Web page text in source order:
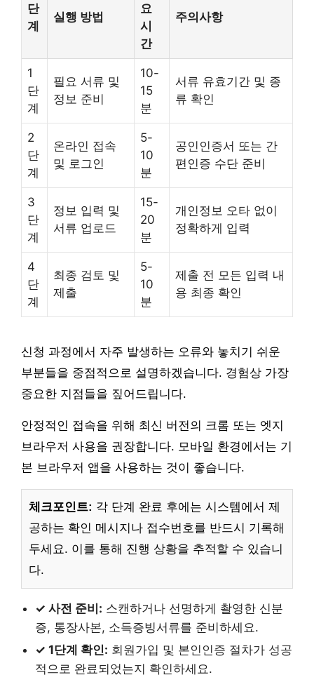
단
계
실행 방법
요
시
간
주의사항
1
단
계
필요 서류 및
정보 준비
10-
15
분
서류 유효기간 및 종
류 확인
2
단
계
온라인 접속
및 로그인
5-
10
분
공인인증서 또는 간
편인증 수단 준비
3
단
계
정보 입력 및
서류 업로드
15-
20
분
개인정보 오타 없이
정확하게 입력
4
단
계
최종 검토 및
제출
5-
10
분
제출 전 모든 입력 내
용 최종 확인
신청 과정에서 자주 발생하는 오류와 놓치기 쉬운
부분들을 중점적으로 설명하겠습니다. 경험상 가장
중요한 지점들을 짚어드립니다.
안정적인 접속을 위해 최신 버전의 크롬 또는 엣지
브라우저 사용을 권장합니다. 모바일 환경에서는 기
본 브라우저 앱을 사용하는 것이 좋습니다.
체크포인트: 각 단계 완료 후에는 시스템에서 제
공하는 확인 메시지나 접수번호를 반드시 기록해
두세요. 이를 통해 진행 상황을 추적할 수 있습니
다.
✓ 사전 준비: 스캔하거나 선명하게 촬영한 신분
증, 통장사본, 소득증빙서류를 준비하세요.
✓ 1단계 확인: 회원가입 및 본인인증 절차가 성공
적으로 완료되었는지 확인하세요.